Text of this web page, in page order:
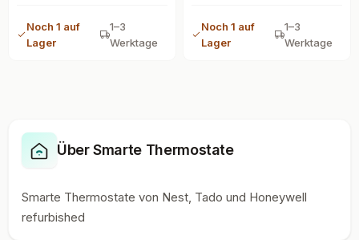
Noch 1 auf
Lager
1–3
Werktage
Noch 1 auf
Lager
1–3
Werktage
Über Smarte Thermostate
Smarte Thermostate von Nest, Tado und Honeywell
refurbished